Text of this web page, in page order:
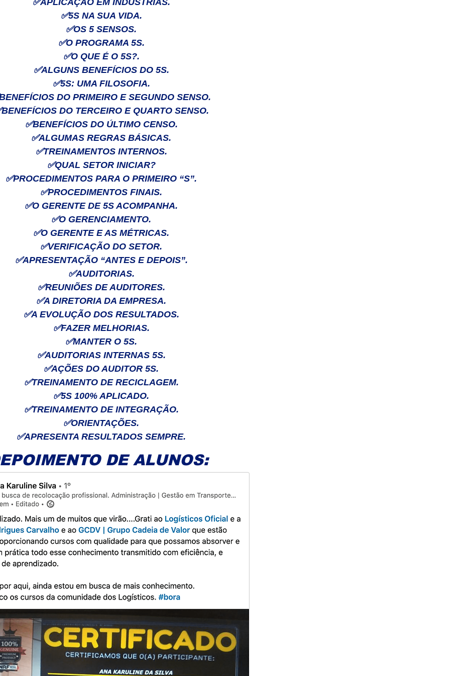
✅APLICAÇÃO EM INDÚSTRIAS.
✅5S NA SUA VIDA.
✅OS 5 SENSOS.
✅O PROGRAMA 5S.
✅O QUE É O 5S?.
✅ALGUNS BENEFÍCIOS DO 5S.
✅5S: UMA FILOSOFIA.
DO PRIMEIRO E SEGUNDO SENSO.
BENEFÍCIOS DO TERCEIRO E QUARTO SENSO.
✅BENEFÍCIOS DO ÚLTIMO CENSO.
✅ALGUMAS REGRAS BÁSICAS.
✅TREINAMENTOS INTERNOS.
✅QUAL SETOR INICIAR?
✅PROCEDIMENTOS PARA O PRIMEIRO “S”.
✅PROCEDIMENTOS FINAIS.
✅O GERENTE DE 5S ACOMPANHA.
✅O GERENCIAMENTO.
✅O GERENTE E AS MÉTRICAS.
✅VERIFICAÇÃO DO SETOR.
✅APRESENTAÇÃO “ANTES E DEPOIS”.
✅AUDITORIAS.
✅REUNIÕES DE AUDITORES.
✅A DIRETORIA DA EMPRESA.
✅A EVOLUÇÃO DOS RESULTADOS.
✅FAZER MELHORIAS.
✅MANTER O 5S.
✅AUDITORIAS INTERNAS 5S.
✅AÇÕES DO AUDITOR 5S.
✅TREINAMENTO DE RECICLAGEM.
✅5S 100% APLICADO.
✅TREINAMENTO DE INTEGRAÇÃO.
✅ORIENTAÇÕES.
✅APRESENTA RESULTADOS SEMPRE.
DE ALUNOS: